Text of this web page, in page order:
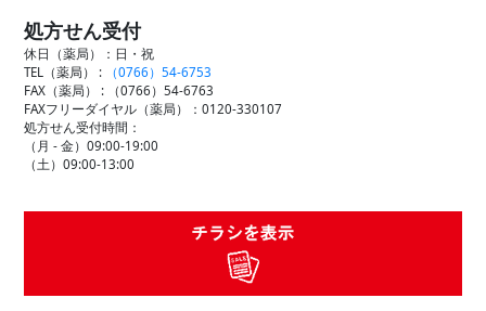
処方せん受付
休日（薬局）：日・祝
TEL（薬局） :
（0766）54-6753
FAX（薬局） :
（0766）54-6763
FAXフリーダイヤル（薬局）：0120-330107
処方せん受付時間：
（月 - 金）09:00-19:00
（土）09:00-13:00